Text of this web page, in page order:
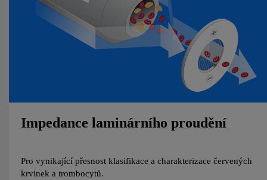
Impedance laminárního proudění
Pro vynikající přesnost klasifikace a charakterizace červených
krvinek a trombocytů.